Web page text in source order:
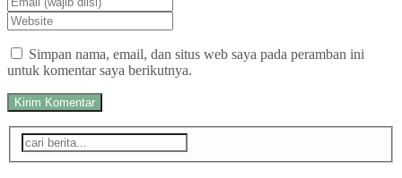
Simpan nama, email, dan situs web saya pada peramban ini
untuk komentar saya berikutnya.